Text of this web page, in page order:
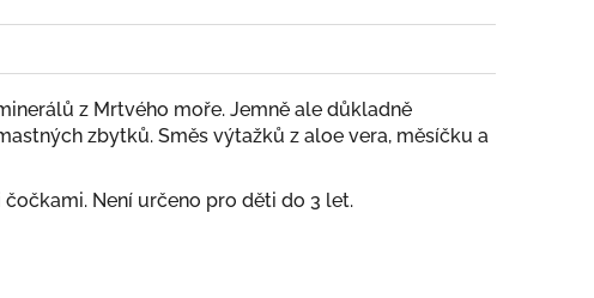
z Mrtvého moře. Jemně ale důkladně
zbytků. Směs výtažků z aloe vera, měsíčku a
Není určeno pro děti do 3 let.